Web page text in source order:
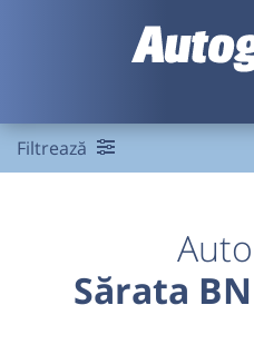
Filtrează
Sărata